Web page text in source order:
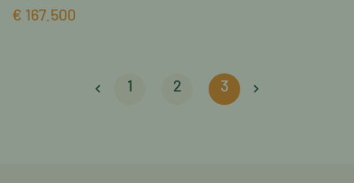
€ 167.500
1 2 3